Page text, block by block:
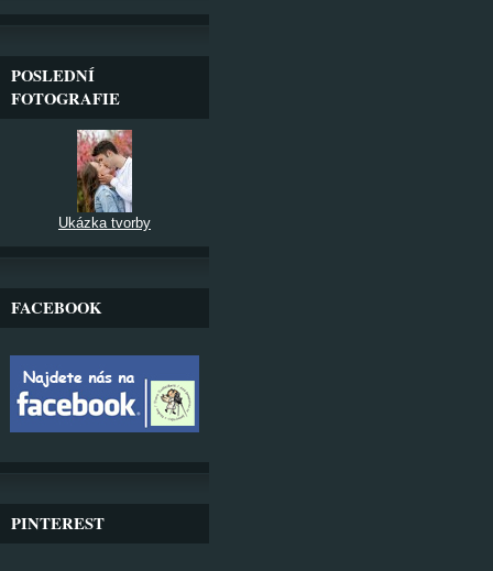
POSLEDNÍ
FOTOGRAFIE
Ukázka tvorby
FACEBOOK
PINTEREST